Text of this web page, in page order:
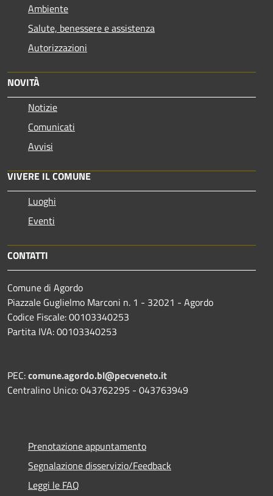
Ambiente
Salute, benessere e assistenza
Autorizzazioni
NOVITÀ
Notizie
Comunicati
Avvisi
VIVERE IL COMUNE
Luoghi
Eventi
CONTATTI
Comune di Agordo
Piazzale Guglielmo Marconi n. 1 - 32021 - Agordo
Codice Fiscale: 00103340253
Partita IVA: 00103340253
PEC:comune.agordo.bl@pecveneto.it
Centralino Unico: 043762295 - 043763949
Prenotazione appuntamento
Segnalazione disservizio/Feedback
Leggi le FAQ